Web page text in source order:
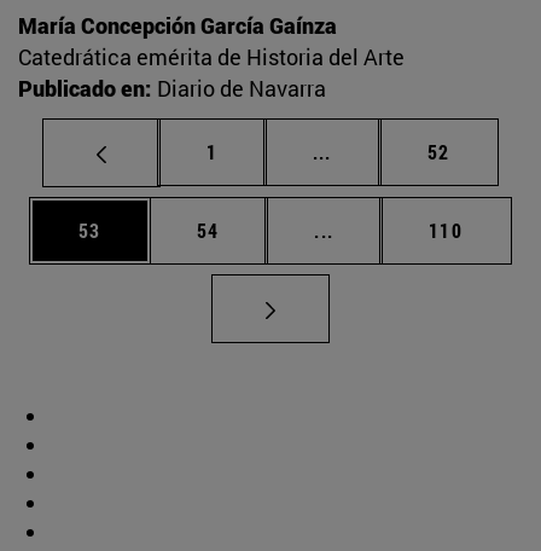
María Concepción García Gaínza
Catedrática emérita de Historia del Arte
Publicado en: Diario de Navarra
Página
1 ... Páginas intermedias
Página
52
Página
53 Página
54 ... Páginas intermedias
Página
110